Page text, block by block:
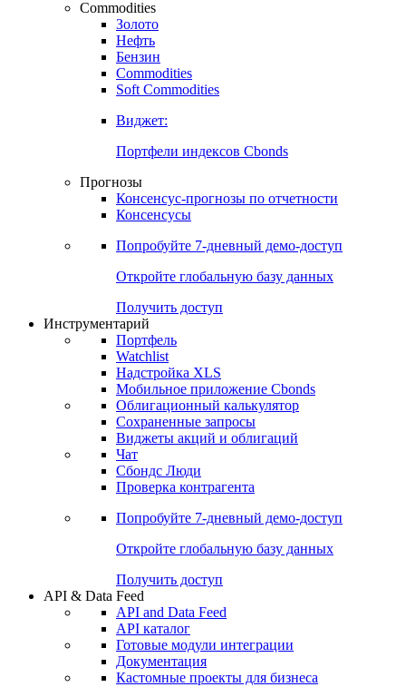
Commodities
Золото
Нефть
Бензин
Commodities
Soft Commodities
Виджет:
Портфели индексов Cbonds
Прогнозы
Консенсус-прогнозы по отчетности
Консенсусы
Попробуйте 7-дневный демо-доступ
Откройте глобальную базу данных
Получить доступ
Инструментарий
Портфель
Watchlist
Надстройка XLS
Мобильное приложение Cbonds
Облигационный калькулятор
Сохраненные запросы
Виджеты акций и облигаций
Чат
Сбондс Люди
Проверка контрагента
Попробуйте 7-дневный демо-доступ
Откройте глобальную базу данных
Получить доступ
API & Data Feed
API and Data Feed
API каталог
Готовые модули интеграции
Документация
Кастомные проекты для бизнеса